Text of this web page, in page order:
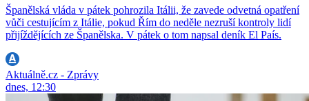
Španělská vláda v pátek pohrozila Itálii, že zavede odvetná opatření
vůči cestujícím z Itálie, pokud Řím do neděle nezruší kontroly lidí
přijíždějících ze Španělska. V pátek o tom napsal deník El País.
Aktuálně.cz - Zprávy
dnes, 12:30